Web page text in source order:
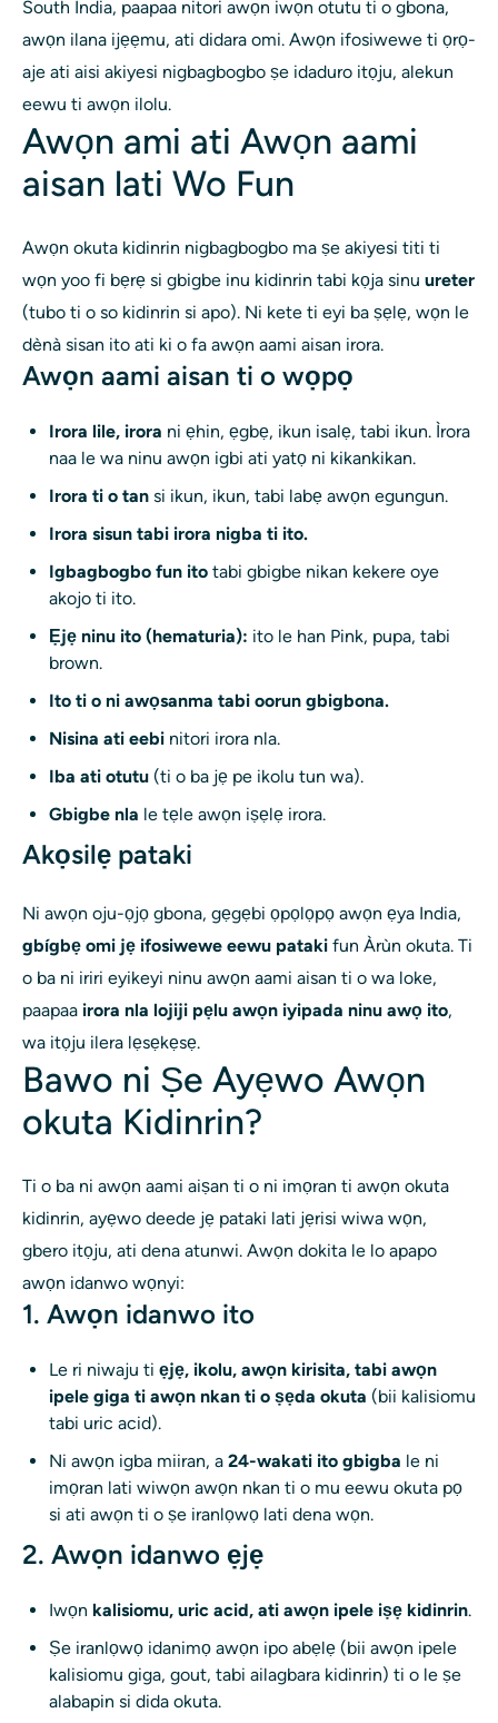
South India, paapaa nitori awọn iwọn otutu ti o gbona,
awọn ilana ijẹẹmu, ati didara omi. Awọn ifosiwewe ti ọrọ-
aje ati aisi akiyesi nigbagbogbo ṣe idaduro itọju, alekun
eewu ti awọn ilolu.
Awọn ami ati Awọn aami
aisan lati Wo Fun
Awọn okuta kidinrin nigbagbogbo ma ṣe akiyesi titi ti
wọn yoo fi bẹrẹ si gbigbe inu kidinrin tabi kọja sinu ureter
(tubo ti o so kidinrin si apo). Ni kete ti eyi ba ṣẹlẹ, wọn le
dènà sisan ito ati ki o fa awọn aami aisan irora.
Awọn aami aisan ti o wọpọ
Irora lile, irora ni ẹhin, ẹgbẹ, ikun isalẹ, tabi ikun. Ìrora
naa le wa ninu awọn igbi ati yatọ ni kikankikan.
Irora ti o tan si ikun, ikun, tabi labẹ awọn egungun.
Irora sisun tabi irora nigba ti ito.
Igbagbogbo fun ito tabi gbigbe nikan kekere oye
akojo ti ito.
Ẹjẹ ninu ito (hematuria): ito le han Pink, pupa, tabi
brown.
Ito ti o ni awọsanma tabi oorun gbigbona.
Nisina ati eebi nitori irora nla.
Iba ati otutu (ti o ba jẹ pe ikolu tun wa).
Gbigbe nla le tẹle awọn iṣẹlẹ irora.
Akọsilẹ pataki
Ni awọn oju-ọjọ gbona, gẹgẹbi ọpọlọpọ awọn ẹya India,
gbígbẹ omi jẹ ifosiwewe eewu pataki fun Àrùn okuta. Ti
o ba ni iriri eyikeyi ninu awọn aami aisan ti o wa loke,
paapaa irora nla lojiji pẹlu awọn iyipada ninu awọ ito,
wa itọju ilera lẹsẹkẹsẹ.
Bawo ni Ṣe Ayẹwo Awọn
okuta Kidinrin?
Ti o ba ni awọn aami aiṣan ti o ni imọran ti awọn okuta
kidinrin, ayẹwo deede jẹ pataki lati jẹrisi wiwa wọn,
gbero itọju, ati dena atunwi. Awọn dokita le lo apapo
awọn idanwo wọnyi:
1. Awọn idanwo ito
Le ri niwaju ti ẹjẹ, ikolu, awọn kirisita, tabi awọn
ipele giga ti awọn nkan ti o ṣẹda okuta (bii kalisiomu
tabi uric acid).
Ni awọn igba miiran, a 24-wakati ito gbigba le ni
imọran lati wiwọn awọn nkan ti o mu eewu okuta pọ
si ati awọn ti o ṣe iranlọwọ lati dena wọn.
2. Awọn idanwo ẹjẹ
Iwọn kalisiomu, uric acid, ati awọn ipele iṣẹ kidinrin.
Ṣe iranlọwọ idanimọ awọn ipo abẹlẹ (bii awọn ipele
kalisiomu giga, gout, tabi ailagbara kidinrin) ti o le ṣe
alabapin si dida okuta.